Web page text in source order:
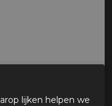
lijken helpen we